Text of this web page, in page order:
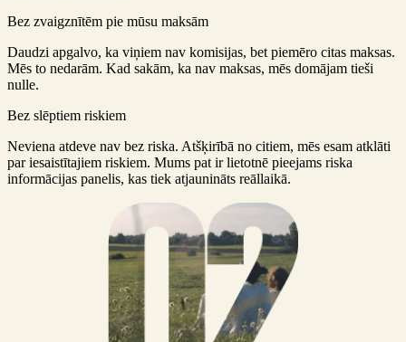
Bez zvaigznītēm pie mūsu maksām
Daudzi apgalvo, ka viņiem nav komisijas, bet piemēro citas maksas.
Mēs to nedarām. Kad sakām, ka nav maksas, mēs domājam tieši
nulle.
Bez slēptiem riskiem
Neviena atdeve nav bez riska. Atšķirībā no citiem, mēs esam atklāti
par iesaistītajiem riskiem. Mums pat ir lietotnē pieejams riska
informācijas panelis, kas tiek atjaunināts reāllaikā.